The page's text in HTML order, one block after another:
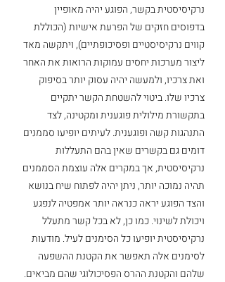
נרקיסיסטית בקשר, הפוגע יהיה מאופיין
בדפוסים חזקים של הפרעת אישיות (הכוללת
קווים נרקיסיסטיים ופסיכופתיים), ויתקשה מאד
ליצור מערכות יחסים עמוקות הרואות את האחר
ואת צרכיו, ולמעשה יהיה עסוק יותר בסיפוק
צרכיו שלו. ביטוי להשטחת הקשר יתקיים
בתקשורת מילולית פוגענית ומקטינה, לצד
התנהגות קשה ופוגענית. לעיתים יופיעו סממנים
דומים גם בקשרים שאין בהם התעללות
נרקיסיסטית, אך במקרים אלה עוצמת הסממנים
תהיה נמוכה יותר, ניתן יהיה לפתוח שיח בנושא
והצד הפוגע יראה כנראה יותר אמפטיה לנפגע
ויכולת לשינוי. כמו כן, לא בכל קשר מתעלל
נרקיסיסטית יופיעו כל הסימנים לעיל. מודעות
לסימנים אלה תאפשר את הקטנת ההשפעה
שלהם והקטנת ההרס הפסיכולוגי שהם מביאים.